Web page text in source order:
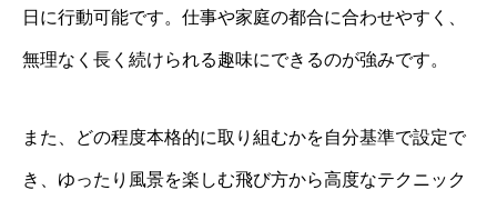
日に行動可能です。仕事や家庭の都合に合わせやすく、
無理なく長く続けられる趣味にできるのが強みです。
また、どの程度本格的に取り組むかを自分基準で設定で
き、ゆったり風景を楽しむ飛び方から高度なテクニック